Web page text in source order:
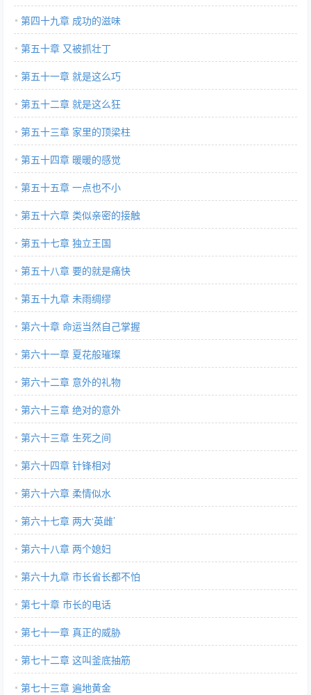
第四十九章 成功的滋味
第五十章 又被抓壮丁
第五十一章 就是这么巧
第五十二章 就是这么狂
第五十三章 家里的顶梁柱
第五十四章 暖暖的感觉
第五十五章 一点也不小
第五十六章 类似亲密的接触
第五十七章 独立王国
第五十八章 要的就是痛快
第五十九章 未雨绸缪
第六十章 命运当然自己掌握
第六十一章 夏花般璀璨
第六十二章 意外的礼物
第六十三章 绝对的意外
第六十三章 生死之间
第六十四章 针锋相对
第六十六章 柔情似水
第六十七章 两大‘英雌’
第六十八章 两个媳妇
第六十九章 市长省长都不怕
第七十章 市长的电话
第七十一章 真正的威胁
第七十二章 这叫釜底抽筋
第七十三章 遍地黄金